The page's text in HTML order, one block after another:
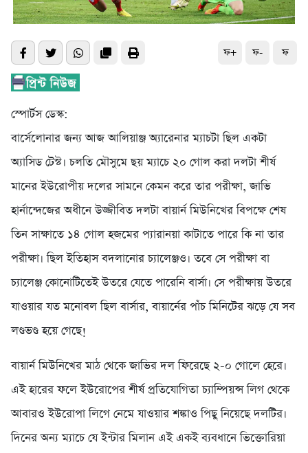
ফ+ ফ- ফ
স্পোর্টস ডেস্ক:
বার্সেলোনার জন্য আজ আলিয়াঞ্জ অ্যারেনার ম্যাচটা ছিল একটা
অ্যাসিড টেস্ট। চলতি মৌসুমে ছয় ম্যাচে ২০ গোল করা দলটা শীর্ষ
মানের ইউরোপীয় দলের সামনে কেমন করে তার পরীক্ষা, জাভি
হার্নান্দেজের অধীনে উজ্জীবিত দলটা বায়ার্ন মিউনিখের বিপক্ষে শেষ
তিন সাক্ষাতে ১৪ গোল হজমের প্যারানয়া কাটাতে পারে কি না তার
পরীক্ষা। ছিল ইতিহাস বদলানোর চ্যালেঞ্জও। তবে সে পরীক্ষা বা
চ্যালেঞ্জ কোনোটিতেই উতরে যেতে পারেনি বার্সা। সে পরীক্ষায় উতরে
যাওয়ার যত মনোবল ছিল বার্সার, বায়ার্নের পাঁচ মিনিটের ঝড়ে যে সব
লণ্ডভণ্ড হয়ে গেছে!
বায়ার্ন মিউনিখের মাঠ থেকে জাভির দল ফিরেছে ২-০ গোলে হেরে।
এই হারের ফলে ইউরোপের শীর্ষ প্রতিযোগিতা চ্যাম্পিয়ন্স লিগ থেকে
আবারও ইউরোপা লিগে নেমে যাওয়ার শঙ্কাও পিছু নিয়েছে দলটির।
দিনের অন্য ম্যাচে যে ইন্টার মিলান এই একই ব্যবধানে ভিক্তোরিয়া